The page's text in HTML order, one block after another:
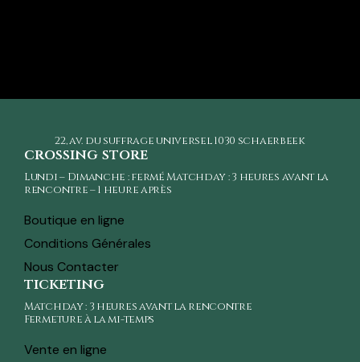
22, av. du suffrage universel1030 schaerbeek
crossing store
Lundi – Dimanche : fermé Matchday : 3 heures avant la
rencontre – 1 heure après
Boutique en ligne
Conditions Générales
Nous Contacter
ticketing
Matchday : 3 heures avant la rencontre
Fermeture à la mi-temps
Vente en ligne